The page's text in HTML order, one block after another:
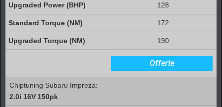
128
172
190
Offerte
Chiptuning Subaru Impreza:
2.0i 16V 150pk